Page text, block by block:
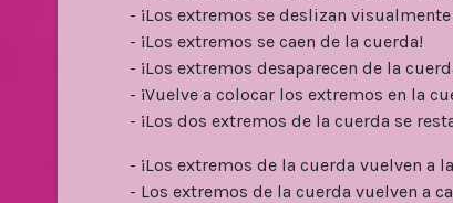
- ¡Los extremos se deslizan
- ¡Los extremos se caen de la cuerda!
- ¡Los extremos desaparecen de la
- ¡Vuelve a colocar los extremos en la
- ¡Los dos extremos de la cuerda se
- ¡Los extremos de la cuerda vuelven a
- Los extremos de la cuerda vuelven a